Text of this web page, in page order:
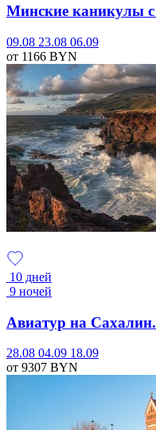
Минские каникулы с
09.08 23.08 06.09
от 1166 BYN
10 дней
9 ночей
Авиатур на
28.08 04.09 18.09
от 9307 BYN